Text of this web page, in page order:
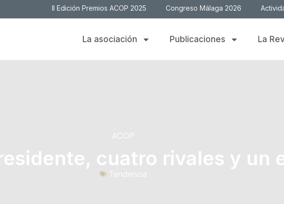
II Edición Premios ACOP 2025 Congreso Málaga 2026
La asociación Publicaciones La
ACOP
cuatro rivales y un
Tendencia